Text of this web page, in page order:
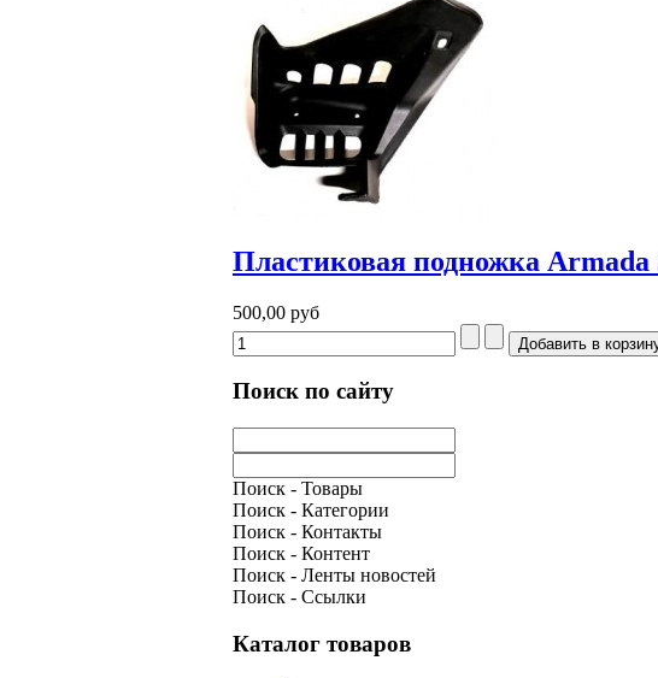
Пластиковая подножка Armada
500,00 руб
Поиск по сайту
Поиск - Товары
Поиск - Категории
Поиск - Контакты
Поиск - Контент
Поиск - Ленты новостей
Поиск - Ссылки
Каталог товаров